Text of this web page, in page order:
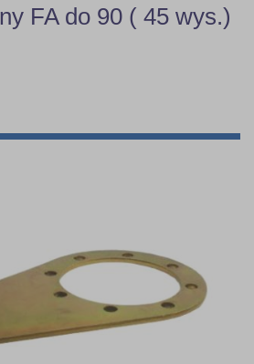
FA do 90 ( 45 wys.)